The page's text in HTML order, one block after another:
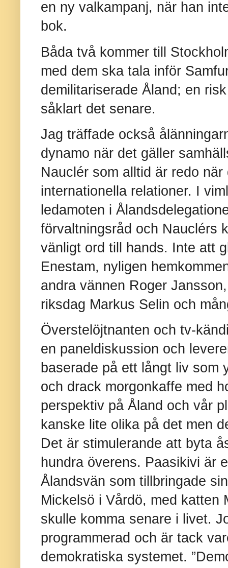
en ny valkampanj, när han
bok.
Båda två kommer till
med dem ska tala inför
demilitariserade Åland; en
såklart det senare.
Jag träffade också
dynamo när det gäller
Nauclér som alltid är redo
internationella relationer. I
ledamoten i
förvaltningsråd och Nauclérs
vänligt ord till hands. Inte att
Enestam, nyligen
andra vännen Roger
riksdag Markus Selin och
Överstelöjtnanten och tv-
en paneldiskussion och
baserade på ett långt liv som
och drack morgonkaffe med
perspektiv på Åland och vår
kanske lite olika på det men
Det är stimulerande att byta
hundra överens. Paasikivi är
Ålandsvän som tillbringade
Mickelsö i Vårdö, med katten
skulle komma senare i livet.
programmerad och är tack
demokratiska systemet.